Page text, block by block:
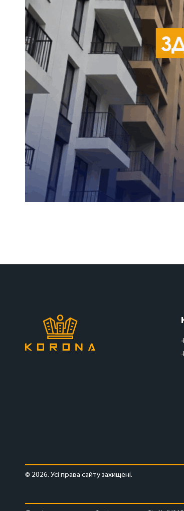
© 2026. Усі права сайту захищені.